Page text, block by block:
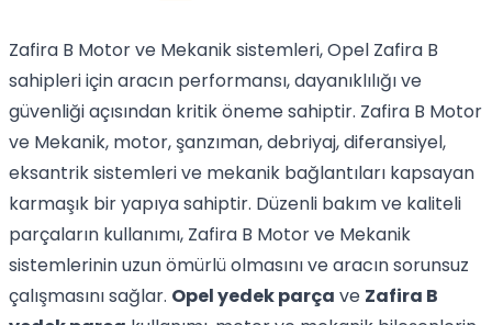
Zafira B Motor ve Mekanik sistemleri, Opel Zafira B
sahipleri için aracın performansı, dayanıklılığı ve
güvenliği açısından kritik öneme sahiptir. Zafira B Motor
ve Mekanik, motor, şanzıman, debriyaj, diferansiyel,
eksantrik sistemleri ve mekanik bağlantıları kapsayan
karmaşık bir yapıya sahiptir. Düzenli bakım ve kaliteli
parçaların kullanımı, Zafira B Motor ve Mekanik
sistemlerinin uzun ömürlü olmasını ve aracın sorunsuz
çalışmasını sağlar. Opel yedek parça ve Zafira B